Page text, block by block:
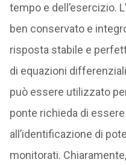
tempo e dell’esercizio.
ben conservato e
risposta stabile e
di equazioni
può essere utilizzato
ponte richieda di
all’identificazione di
monitorati.